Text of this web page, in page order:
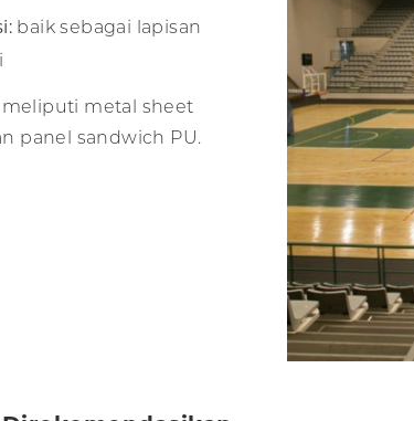
baik sebagai lapisan
metal sheet
panel sandwich PU.